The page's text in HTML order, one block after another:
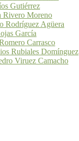
Gutiérrez
Rivero Moreno
Rodríguez Agüera
García
Carrasco
Rubiales Domínguez
Viruez Camacho